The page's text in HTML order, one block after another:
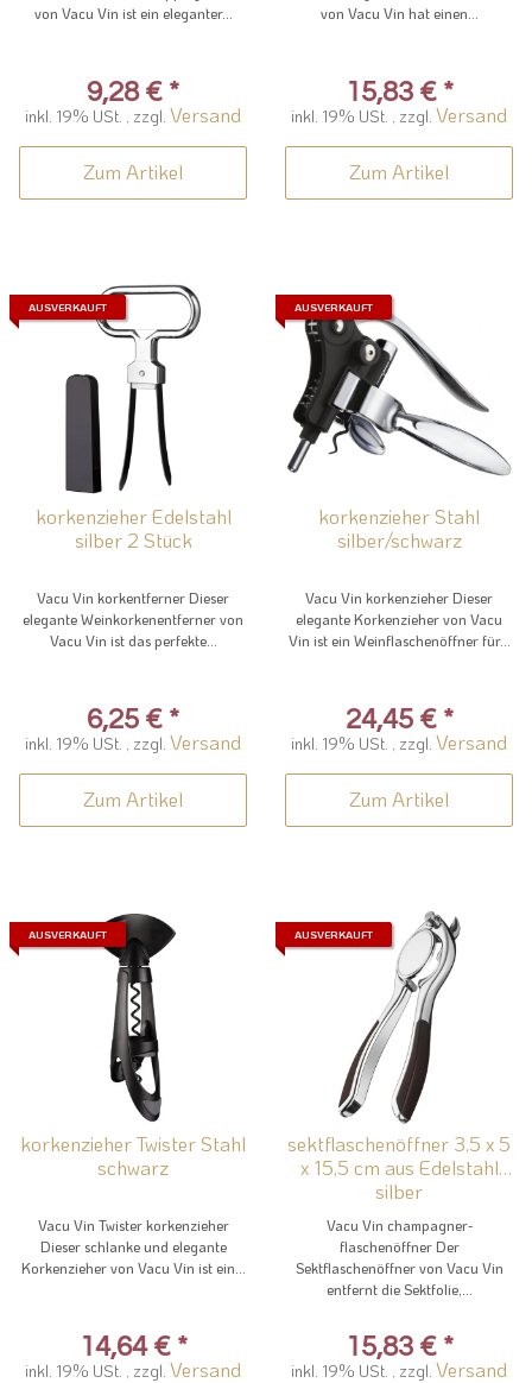
von Vacu Vin ist ein eleganter...
9,28 € *
inkl. 19% USt. , zzgl. Versand
Zum Artikel
von Vacu Vin hat einen...
15,83 € *
inkl. 19% USt. , zzgl. Versand
Zum Artikel
AUSVERKAUFT
korkenzieher Edelstahl
silber 2 Stück
Vacu Vin korkentferner Dieser
elegante Weinkorkenentferner von
Vacu Vin ist das perfekte...
6,25 € *
inkl. 19% USt. , zzgl. Versand
Zum Artikel
AUSVERKAUFT
korkenzieher Stahl
silber/schwarz
Vacu Vin korkenzieher Dieser
elegante Korkenzieher von Vacu
Vin ist ein Weinflaschenöffner für...
24,45 € *
inkl. 19% USt. , zzgl. Versand
Zum Artikel
AUSVERKAUFT
korkenzieher Twister Stahl
schwarz
Vacu Vin Twister korkenzieher
Dieser schlanke und elegante
Korkenzieher von Vacu Vin ist ein...
14,64 € *
inkl. 19% USt. , zzgl. Versand
AUSVERKAUFT
sektflaschenöffner 3,5 x 5
x 15,5 cm aus Edelstahl
silber
Vacu Vin champagner-
flaschenöffner Der
Sektflaschenöffner von Vacu Vin
entfernt die Sektfolie,...
15,83 € *
inkl. 19% USt. , zzgl. Versand